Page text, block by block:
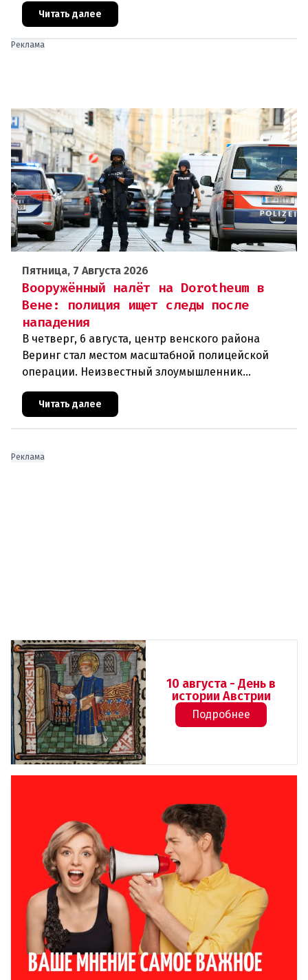
подверглась обстрелу, за которым
Читать далее
Реклама
Пятница, 7 Августа 2026
Вооружённый налёт на Dorotheum в
Вене: полиция ищет следы после
нападения
В четверг, 6 августа, центр венского района
Веринг стал местом масштабной полицейской
операции. Неизвестный злоумышленник
знаменитого аукционного дома Dorotheu
Читать далее
Реклама
10 августа - День в
истории Австрии
Подробнее